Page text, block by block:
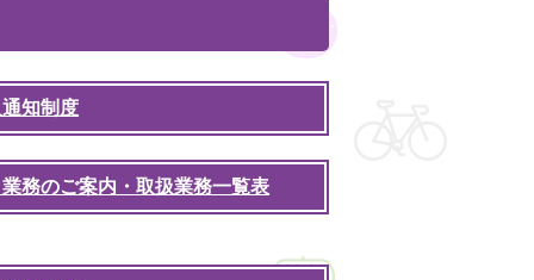
知制度
務のご案内・取扱業務一覧表